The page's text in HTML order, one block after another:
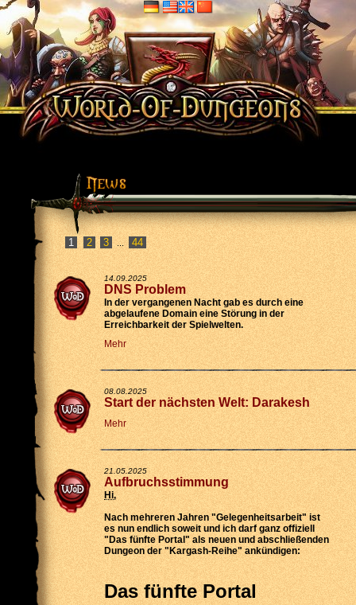
2 3 ... 44
14.09.2025
DNS Problem
In der vergangenen Nacht gab es durch eine
abgelaufene Domain eine Störung in der
Erreichbarkeit der Spielwelten.
Mehr
08.08.2025
Start der nächsten Welt: Darakesh
Mehr
21.05.2025
Aufbruchsstimmung
Hi,
Nach mehreren Jahren "Gelegenheitsarbeit" ist
es nun endlich soweit und ich darf ganz offiziell
"Das fünfte Portal" als neuen und abschließenden
Dungeon der "Kargash-Reihe" ankündigen:
Das fünfte Portal